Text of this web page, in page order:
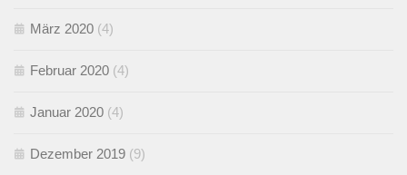
März 2020 (4)
Februar 2020 (4)
Januar 2020 (4)
Dezember 2019 (9)